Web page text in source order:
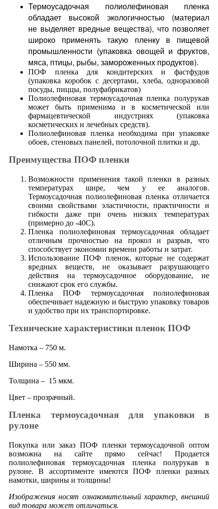
Термоусадочная полиолефиновая пленка
обладает высокой экологичностью (материал
не выделяет вредные вещества), что позволяет
широко применять такую пленку в пищевой
промышленности (упаковка овощей и фруктов,
мяса, птицы, рыбы, замороженных продуктов).
ПОФ пленка для кондитерских и фастфудов
(упаковка коробок с десертами, хлеба, одноразовой
посуды, пиццы, полуфабрикатов)
Полиолефиновая термоусадочная пленка полурукав
может быть применима и в косметической или
фармацевтической индустриях (упаковка
косметических и лечебных средств).
Полиолефиновая пленка необходима при упаковке
обоев, стеновых панелей, потолочной плитки и др.
Преимущества ПОФ пленки
Возможности применения такой пленки в разных
температурах шире, чем у ее аналогов.
Термоусадочная полиолефиновая пленка отличается
своими свойствами эластичности, практичности и
гибкости даже при очень низких температурах
(примерно до -40С).
Пленка полиолефиновая термоусадочная обладает
отличным прочностью на прокол и разрыв, что
способствует экономии времени работы и затрат.
Использование ПОФ пленок, которые не содержат
вредных веществ, не оказывает разрушающего
действия на термоусадочное оборудование, не
снижают срок его службы.
Пленка ПОФ термоусадочная полиолефиновая
обеспечивает надежную и быструю упаковку товаров
и удобство при их транспортировке.
Технические характеристики пленок ПОФ
Намотка – 750 м.
Ширина – 550 мм.
Толщина – 15 мкм.
Цвет – прозрачный.
Пленка термоусадочная для упаковки в
рулоне
Покупка или заказ ПОФ пленки термоусадочной оптом
возможна на сайте прямо сейчас! Продается
полиолефиновая термоусадочная пленка полурукав в
рулоне. В ассортименте имеются ПОФ пленки разных
намотки, ширины и толщины!
Изображения носят ознакомительный характер, внешний
вид товара может отличаться.